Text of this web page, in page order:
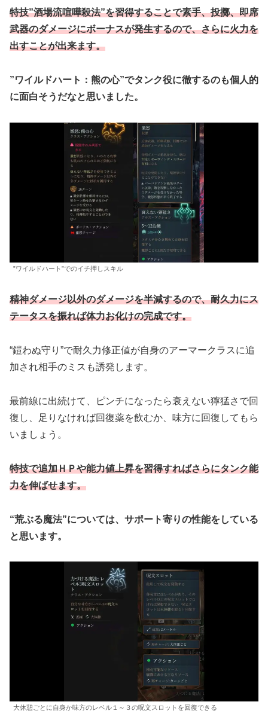
特技”酒場流喧嘩殺法”を習得することで素手、投擲、即席
武器のダメージにボーナスが発生するので、さらに火力を
出すことが出来ます。
”ワイルドハート：熊の心”でタンク役に徹するのも個人的
に面白そうだなと思いました。
”ワイルドハート”でのイチ押しスキル
精神ダメージ以外のダメージを半減するので、耐久力にス
テータスを振れば体力お化けの完成です。
“鎧わぬ守り”で耐久力修正値が自身のアーマークラスに追
加され相手のミスも誘発します。
最前線に出続けて、ピンチになったら衰えない獰猛さで回
復し、足りなければ回復薬を飲むか、味方に回復してもら
いましょう。
特技で追加ＨＰや能力値上昇を習得すればさらにタンク能
力を伸ばせます。
“荒ぶる魔法”については、サポート寄りの性能をしている
と思います。
大休憩ごとに自身か味方のレベル１～３の呪文スロットを回復できる